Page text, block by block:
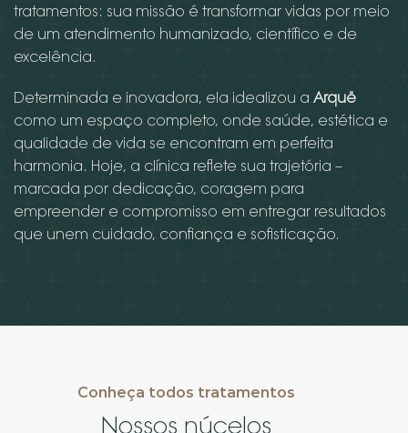
tratamentos: sua missão é transformar vidas por meio
de um atendimento humanizado, científico e de
excelência.
Determinada e inovadora, ela idealizou a Arquë
como um espaço completo, onde saúde, estética e
qualidade de vida se encontram em perfeita
harmonia. Hoje, a clínica reflete sua trajetória –
marcada por dedicação, coragem para
empreender e compromisso em entregar resultados
que unem cuidado, confiança e sofisticação.
Conheça todos tratamentos
Nossos núcelos